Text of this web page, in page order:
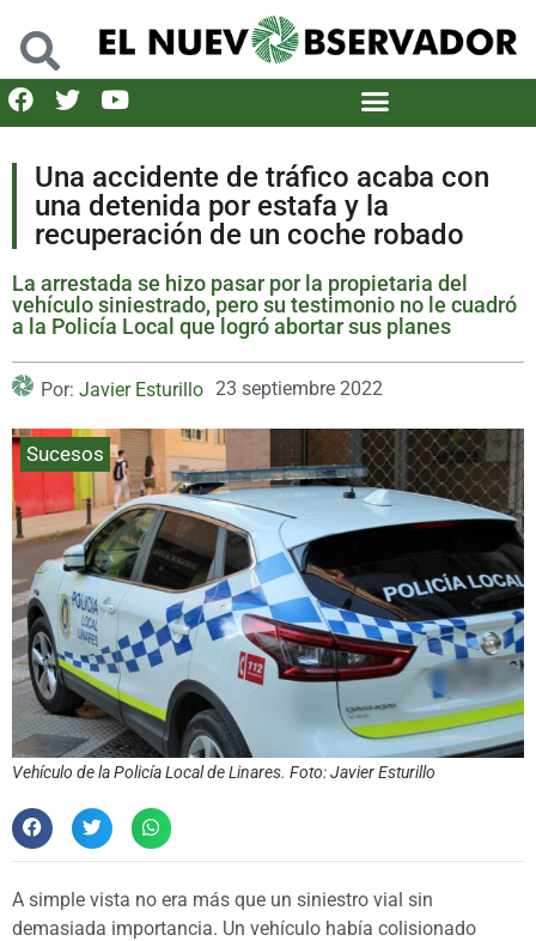
Una accidente de tráfico acaba con
una detenida por estafa y la
recuperación de un coche robado
La arrestada se hizo pasar por la propietaria del
vehículo siniestrado, pero su testimonio no le cuadró
a la Policía Local que logró abortar sus planes
Por: Javier Esturillo 23 septiembre 2022
Sucesos
Vehículo de la Policía Local de Linares. Foto: Javier Esturillo
A simple vista no era más que un siniestro vial sin
demasiada importancia. Un vehículo había colisionado